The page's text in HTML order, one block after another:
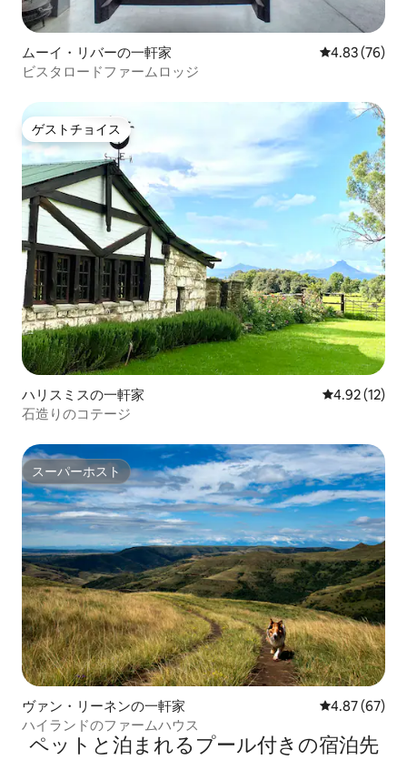
ムーイ・リバーの一軒家 レビュー76
4.83 (76)
ビスタロードファームロッジ
ゲストチョイス
ゲストチョイス
ハリスミスの一軒家 レビュー12
4.92 (12)
石造りのコテージ
スーパーホスト
スーパーホスト
ヴァン・リーネンの一軒家 レビュー67
4.87 (67)
ハイランドのファームハウス
ペットと泊まれるプール付きの宿泊先